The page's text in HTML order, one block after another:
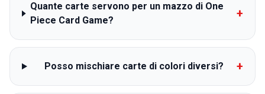
Quante carte servono per un mazzo di One
Piece Card Game?
+
Posso mischiare carte di colori diversi? +